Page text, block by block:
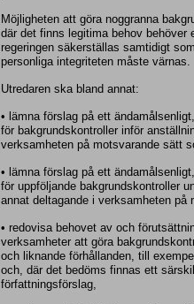
Möjligheten att göra noggranna
där det finns legitima behov behöver
regeringen säkerställas samtidigt
personliga integriteten måste värnas.
Utredaren ska bland annat:
• lämna förslag på ett
för bakgrundskontroller inför
verksamheten på motsvarande sätt
• lämna förslag på ett
för uppföljande bakgrundskontroller
annat deltagande i verksamheten
• redovisa behovet av och
verksamheter att göra
och liknande förhållanden, till
och, där det bedöms finnas ett
författningsförslag,